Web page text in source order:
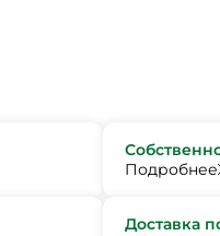
Подробнее
Доставка